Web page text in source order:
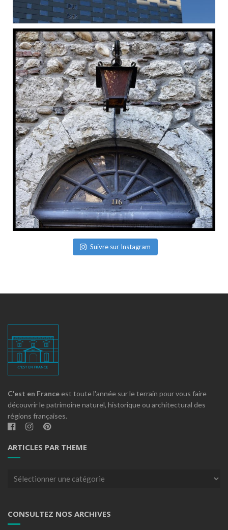
Suivre sur Instagram
C'est en France est toute l'année sur le terrain pour vous faire
découvrir le patrimoine naturel, historique ou architectural des
régions françaises.
ARTICLES PAR THEME
Articles
CONSULTEZ NOS ARCHIVES